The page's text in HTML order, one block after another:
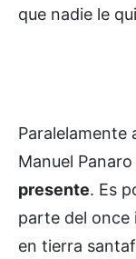
que nadie le
Paralelamente
Manuel
presente. Es
parte del once
en tierra